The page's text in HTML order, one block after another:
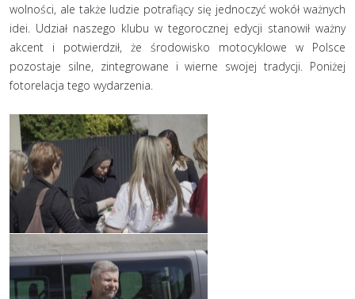
wolności, ale także ludzie potrafiący się jednoczyć wokół ważnych
idei. Udział naszego klubu w tegorocznej edycji stanowił ważny
akcent i potwierdził, że środowisko motocyklowe w Polsce
pozostaje silne, zintegrowane i wierne swojej tradycji. Poniżej
fotorelacja tego wydarzenia.